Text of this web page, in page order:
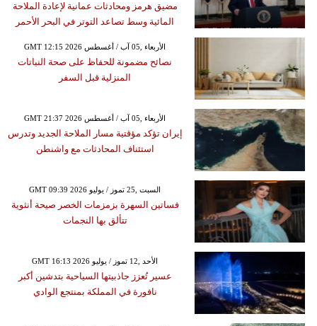
مضيق هرمز ومحادثات عمانية لإعادة الملاحة
المائية وسط تصاعد التوتر في البحر الأحمر
GMT 12:15 2026 الأربعاء ,05 آب / أغسطس
نصائح مضمونة للحفاظ على صحة النباتات
المنزلية قبل السفر
GMT 21:37 2026 الأربعاء ,05 آب / أغسطس
إيران تؤكد مؤقتية مسار الملاحة الجديد وتدرس
استئناف المحادثات مع واشنطن
GMT 09:39 2026 السبت ,25 تموز / يوليو
فساتين السهرة بزمزمات الخصر صيحة أنثوية
تتألق بها النجمات
GMT 16:13 2026 الأحد ,12 تموز / يوليو
عسير تُعزز جاذبيتها السياحية بتدشين أكبر
نافورة في المملكة بمنتجع الوادي